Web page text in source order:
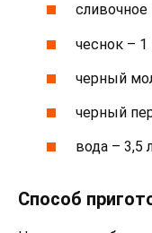
сливочное
чеснок – 1
черный
черный
вода – 3,5
Способ